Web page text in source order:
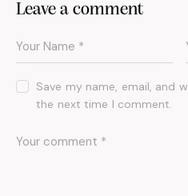
Leave a comment
Save my name, email, and
the next time I comment.